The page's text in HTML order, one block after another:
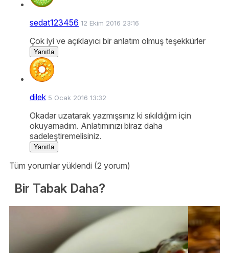
sedat123456 12 Ekim 2016 23:16
Çok iyi ve açıklayıcı bir anlatım olmuş teşekkürler
Yanıtla
dilek 5 Ocak 2016 13:32
Okadar uzatarak yazmışsınız ki sıkıldığım için
okuyamadım. Anlatımınızı biraz daha
sadeleştiremelisiniz.
Yanıtla
Tüm yorumlar yüklendi (2 yorum)
Bir Tabak Daha?